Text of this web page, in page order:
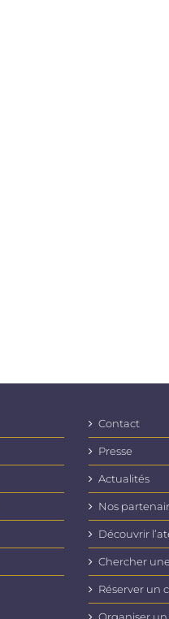
Contact
Presse
Actualités
Nos
Découvrir
Chercher
Réserver un